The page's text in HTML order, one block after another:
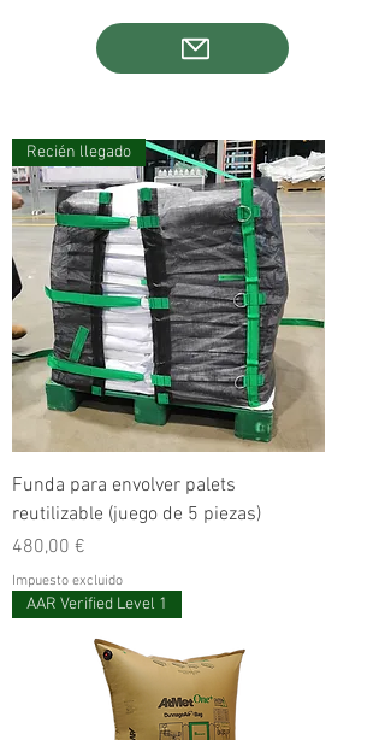
Recién llegado
Funda para envolver palets
reutilizable (juego de 5 piezas)
Precio
480,00 €
Impuesto excluido
AAR Verified Level 1